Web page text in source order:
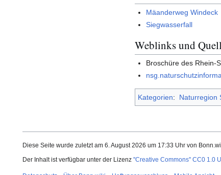
Mäanderweg Windeck
Siegwasserfall
Weblinks und
Broschüre des Rhein-
Kategorien: Naturregion
Diese Seite wurde zuletzt am 6. August 2026 um 17:33 Uhr von
Der Inhalt ist verfügbar unter der Lizenz ''Creative Commons'' CC0 1.0